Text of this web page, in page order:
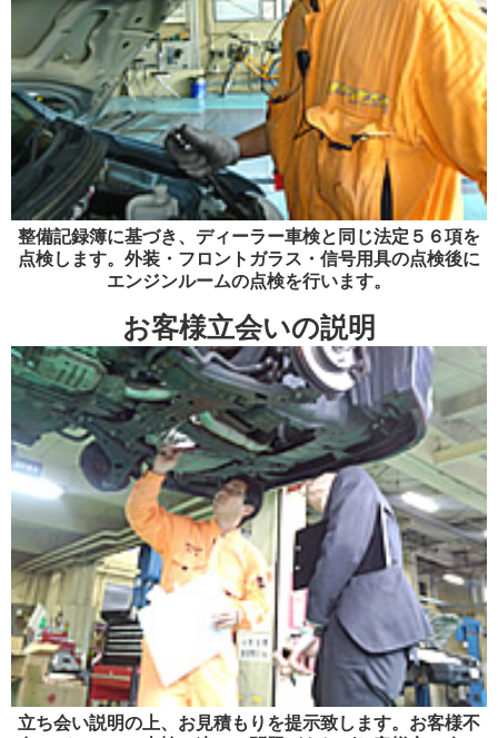
整備記録簿に基づき、ディーラー車検と同じ法定５６項を
点検します。外装・フロントガラス・信号用具の点検後に
エンジンルームの点検を行います。
お客様立会いの説明
立ち会い説明の上、お見積もりを提示致します。お客様不